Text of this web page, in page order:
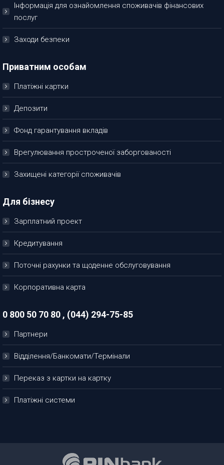
Інформація для ознайомлення споживачів фінансових
послуг
Заходи безпеки
Приватним особам
Платіжні картки
Депозити
Фонд гарантування вкладів
Врегулювання простроченої заборгованості
Захищені категорії споживачів
Для бізнесу
Зарплатний проект
Кредитування
Поточні рахунки та щоденне обслуговування
Корпоративна карта
0 800 50 70 80 , (044) 294-75-85
Партнери
Відділення/Банкомати/Термінали
Переказ з картки на картку
Платіжні системи